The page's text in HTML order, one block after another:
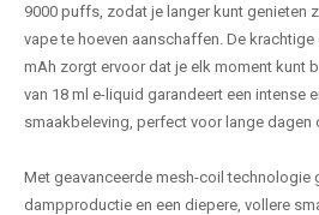
9000 puffs, zodat je langer kunt genieten
vape te hoeven aanschaffen. De
mAh zorgt ervoor dat je elk moment kunt
van 18 ml e-liquid garandeert een intense
smaakbeleving, perfect voor lange dagen
Met geavanceerde mesh-coil technologie
dampproductie en een diepere, vollere